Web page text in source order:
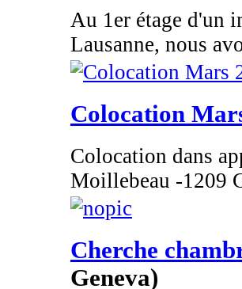
Au 1er étage d'un
Lausanne, nous
Colocation
Colocation dans
Moillebeau -1209
Cherche
Geneva)